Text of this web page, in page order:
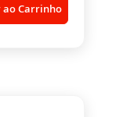
Carrinho